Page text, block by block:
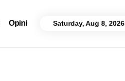
Opini Saturday, Aug 8, 2026